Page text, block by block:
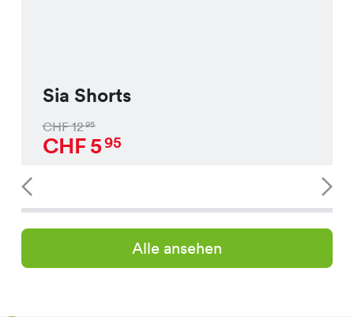
Sia Shorts
CHF1295
CHF595
Alle ansehen